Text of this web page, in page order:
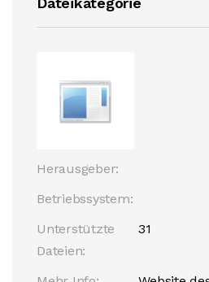
Herausgeber:
Betriebssystem:
Unterstützte
Dateien:
31